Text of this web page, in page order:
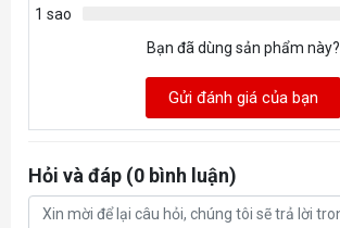
1 sao
Bạn đã dùng sản phẩm này?
Gửi đánh giá của bạn
Hỏi và đáp (0 bình luận)